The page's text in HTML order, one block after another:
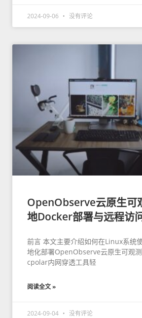
2024-09-06 没有评论
OpenObserve云原生可
地Docker部署与远程访
前言 本文主要介绍如何在Linux系统
地化部署OpenObserve云原生可观
cpolar内网穿透工具轻
阅读全文 »
2024-09-04 没有评论